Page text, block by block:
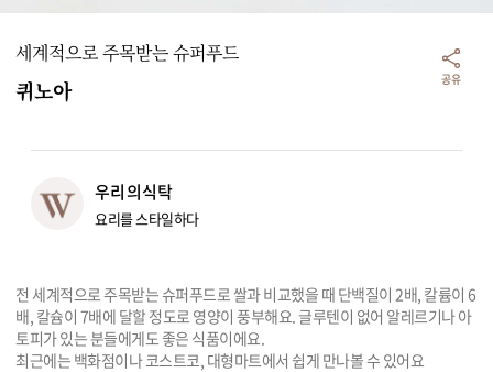
세계적으로 주목받는 슈퍼푸드
퀴노아
우리의식탁
요리를 스타일하다
공유
전 세계적으로 주목받는 슈퍼푸드로 쌀과 비교했을 때 단백질이 2배, 칼륨이 6
배, 칼슘이 7배에 달할 정도로 영양이 풍부해요. 글루텐이 없어 알레르기나 아
토피가 있는 분들에게도 좋은 식품이에요.
최근에는 백화점이나 코스트코, 대형마트에서 쉽게 만나볼 수 있어요